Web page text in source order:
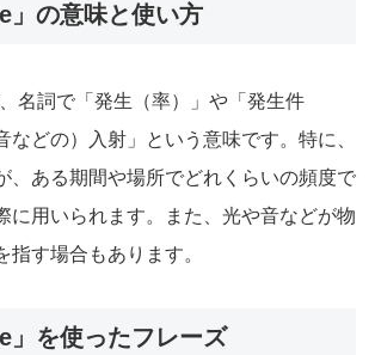
」の意味と使い方
名詞で「発生（率）」や「発生件
などの）入射」という意味です。特に、
、ある期間や場所でどれくらいの頻度で
に用いられます。また、光や音などが物
指す場合もあります。
」を使ったフレーズ